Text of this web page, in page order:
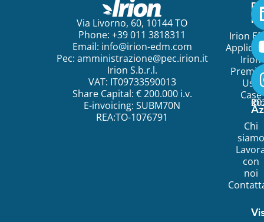
Via Livorno, 60, 10144 TO
Phone: +39 011 3818311
Email: info@irion-edm.com
Pec: amministrazione@pec.irion.it
Irion S.b.r.l.
VAT: IT09733590013
Share Capital: € 200.000 i.v.
E-invoicing: SUBM70N
REA:TO-1076791
Irion
Irion
Use
Case
Chi
siamo
con
noi
©